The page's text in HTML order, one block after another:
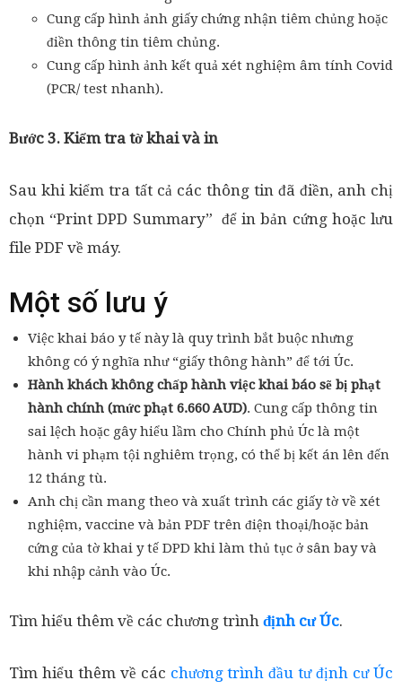
Cung cấp hình ảnh giấy chứng nhận tiêm chủng hoặc
điền thông tin tiêm chủng.
Cung cấp hình ảnh kết quả xét nghiệm âm tính Covid
(PCR/ test nhanh).
Bước 3. Kiểm tra tờ khai và in
Sau khi kiểm tra tất cả các thông tin đã điền, anh chị
chọn “Print DPD Summary” để in bản cứng hoặc lưu
file PDF về máy.
Một số lưu ý
Việc khai báo y tế này là quy trình bắt buộc nhưng
không có ý nghĩa như “giấy thông hành” để tới Úc.
Hành khách không chấp hành việc khai báo sẽ bị phạt
hành chính (mức phạt 6.660 AUD). Cung cấp thông tin
sai lệch hoặc gây hiểu lầm cho Chính phủ Úc là một
hành vi phạm tội nghiêm trọng, có thể bị kết án lên đến
12 tháng tù.
Anh chị cần mang theo và xuất trình các giấy tờ về xét
nghiệm, vaccine và bản PDF trên điện thoại/hoặc bản
cứng của tờ khai y tế DPD khi làm thủ tục ở sân bay và
khi nhập cảnh vào Úc.
Tìm hiểu thêm về các chương trình định cư Úc.
Tìm hiểu thêm về các chương trình đầu tư định cư Úc